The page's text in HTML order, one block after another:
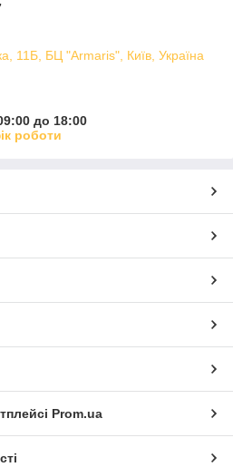
11Б, БЦ "Armaris", Київ, Україна
до 18:00
роботи
Prom.ua